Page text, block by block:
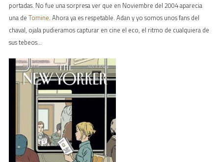
portadas. No fue una sorpresa ver que en Noviembre del 2004 aparecia
una de Tomine. Ahora ya es respetable. Adan y yo somos unos fans del
chaval, ojala pudieramos capturar en cine el eco, el ritmo de cualquiera de
sus tebeos…